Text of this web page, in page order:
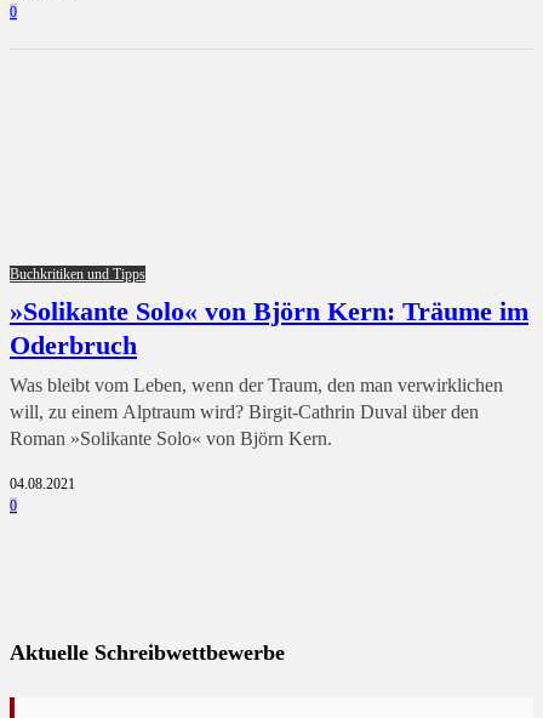
0
Buchkritiken und Tipps
»Solikante Solo« von Björn Kern: Träume im
Oderbruch
Was bleibt vom Leben, wenn der Traum, den man verwirklichen
will, zu einem Alptraum wird? Birgit-Cathrin Duval über den
Roman »Solikante Solo« von Björn Kern.
04.08.2021
0
Aktuelle Schreibwettbewerbe